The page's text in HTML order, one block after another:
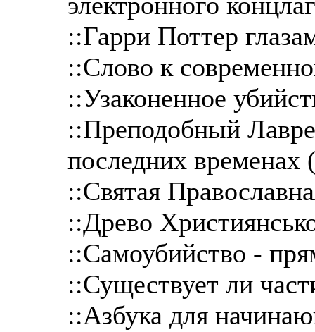
::Гарри Поттер
::Слово к
::Узаконенное
::Преподобный
последних временах
::Святая
::Древо
::Самоубийство -
::Существует ли
::Азбука для